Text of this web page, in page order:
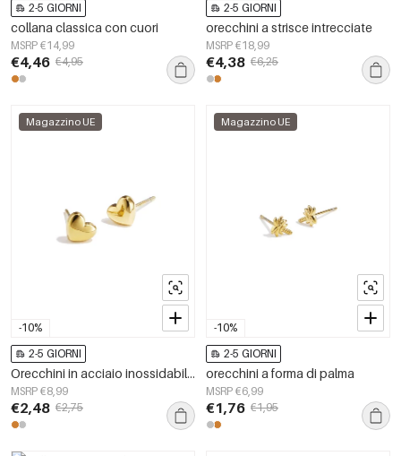
2-5 GIORNI
collana classica con cuori
MSRP €14,99
€4,46 €4,95
2-5 GIORNI
orecchini a strisce intrecciate
MSRP €18,99
€4,38 €6,25
-10%
Magazzino UE
2-5 GIORNI
Orecchini in acciaio inossidabile a forma di cuore audace
MSRP €8,99
€2,48 €2,75
-10%
Magazzino UE
2-5 GIORNI
orecchini a forma di palma
MSRP €6,99
€1,76 €1,95